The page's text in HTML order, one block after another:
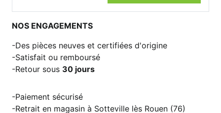
NOS ENGAGEMENTS
Des pièces neuves et certifiées d'origine
Satisfait ou remboursé
Retour sous 30 jours
Paiement sécurisé
Retrait en magasin à Sotteville lès Rouen (76)